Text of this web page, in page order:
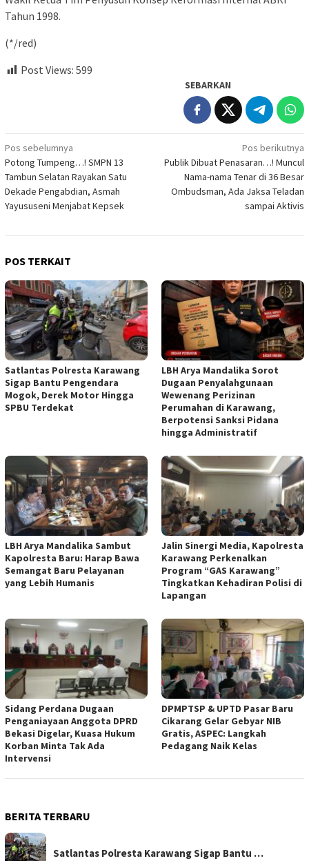
Tahun 1998.
(*/red)
Post Views: 599
SEBARKAN
Navigasi
pos
Pos sebelumnya
Potong Tumpeng…! SMPN 13
Tambun Selatan Rayakan Satu
Dekade Pengabdian, Asmah
Yayususeni Menjabat Kepsek
Pos berikutnya
Publik Dibuat Penasaran…! Muncul
Nama-nama Tenar di 36 Besar
Ombudsman, Ada Jaksa Teladan
sampai Aktivis
POS TERKAIT
Satlantas Polresta Karawang
Sigap Bantu Pengendara
Mogok, Derek Motor Hingga
SPBU Terdekat
LBH Arya Mandalika Sorot
Dugaan Penyalahgunaan
Wewenang Perizinan
Perumahan di Karawang,
Berpotensi Sanksi Pidana
hingga Administratif
LBH Arya Mandalika Sambut
Kapolresta Baru: Harap Bawa
Semangat Baru Pelayanan
yang Lebih Humanis
Jalin Sinergi Media, Kapolresta
Karawang Perkenalkan
Program “GAS Karawang”
Tingkatkan Kehadiran Polisi di
Lapangan
Sidang Perdana Dugaan
Penganiayaan Anggota DPRD
Bekasi Digelar, Kuasa Hukum
Korban Minta Tak Ada
Intervensi
DPMPTSP & UPTD Pasar Baru
Cikarang Gelar Gebyar NIB
Gratis, ASPEC: Langkah
Pedagang Naik Kelas
BERITA TERBARU
Satlantas Polresta Karawang Sigap Bantu …